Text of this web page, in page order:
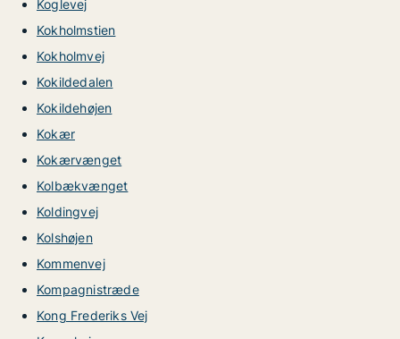
Koglevej
Kokholmstien
Kokholmvej
Kokildedalen
Kokildehøjen
Kokær
Kokærvænget
Kolbækvænget
Koldingvej
Kolshøjen
Kommenvej
Kompagnistræde
Kong Frederiks Vej